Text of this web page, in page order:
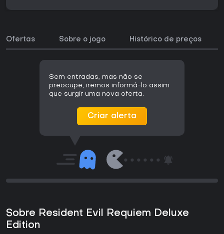
Ofertas Sobre o jogo Histórico de preços
Sem entradas, mas não se
preocupe, iremos informá-lo assim
que surgir uma nova oferta.
Criar alerta
Sobre Resident Evil Requiem Deluxe
Edition